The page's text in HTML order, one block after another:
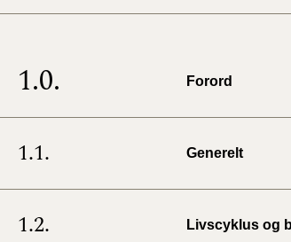
1.0. Forord
1.1. Generelt
1.2. Livscyklus og